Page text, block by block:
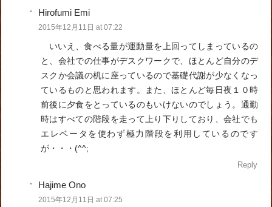
Hirofumi Emi
2015年12月11日 at 07:22
いいえ、食べる量が運動量を上回ってしまっているの
と、会社での仕事がデスクワークで、ほとんど自分のデ
スクか会議の机に座っているので基礎代謝が少なくなっ
ているものと思われます。また、ほとんど毎日夜１０時
前後に夕食をとっているのもいけないのでしょう。通勤
時はすべての階段を走って上り下りしており、会社でも
エレベータを使わず極力階段を利用しているのです
が・・・(^^;
Reply
Hajime Ono
2015年12月11日 at 07:25